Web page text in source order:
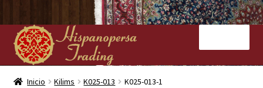
Ir
a
la
navegación
Ir
al
contenido
InicioInicio Kilims K025-013 K025-013-1